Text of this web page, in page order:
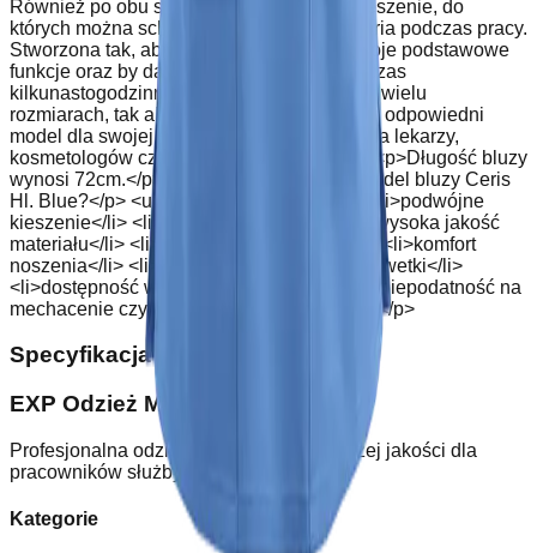
Również po obu stronach ma podwójne kieszenie, do
których można schować niezbędne akcesoria podczas pracy.
Stworzona tak, aby spełniała wszystkie swoje podstawowe
funkcje oraz by dawała pełną wygodę podczas
kilkunastogodzinnej pracy. Dostępna jest w wielu
rozmiarach, tak aby każdy mógł dopasować odpowiedni
model dla swojej sylwetki. Przeznaczona dla lekarzy,
kosmetologów czy pracowników SPA.</p> <p>Długość bluzy
wynosi 72cm.</p> <p>Co wyróżnia nasz model bluzy Ceris
Hl. Blue?</p> <ul> <li>oryginalny krój</li> <li>podwójne
kieszenie</li> <li>nowoczesny styl</li> <li>wysoka jakość
materiału</li> <li>długa funkcjonalność</li> <li>komfort
noszenia</li> <li>dopasowanie do danej sylwetki</li>
<li>dostępność w wielu rozmiarach</li> <li>niepodatność na
mechacenie czy zniszczenia</li> </ul> <p> </p>
Specyfikacja techniczna
EXP Odzież Medyczna
Profesjonalna odzież medyczna najwyższej jakości dla
pracowników służby zdrowia.
Kategorie